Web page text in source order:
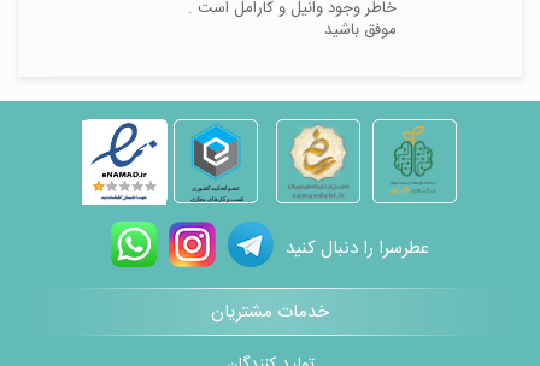
موفق باشید
عطرسرا را دنبال کنید
خدمات مشتریان